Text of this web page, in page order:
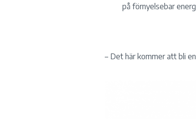
på förnyelsebar
– Det här kommer att bli